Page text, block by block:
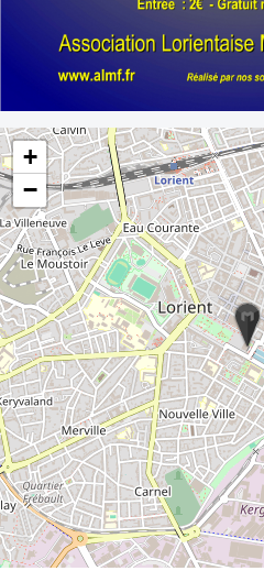
+
−